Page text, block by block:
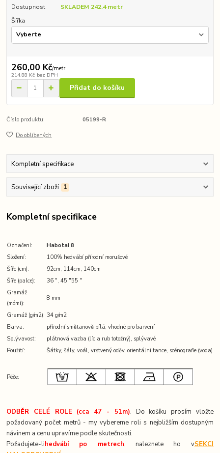
Dostupnost
SKLADEM 242.4 metr
Šířka
260,00 Kč/metr
214,88 Kč bez DPH
Přidat do košíku
Číslo produktu: 05199-R
Do oblíbených
Kompletní specifikace
Související zboží 1
Kompletní specifikace
Označení:
Habotai 8
Složení:
100% hedvábí přírodní morušové
Šíře (cm):
92cm, 114cm, 140cm
Šíře (palce):
36 ″, 45 ″55 ″
Gramáž
(mómí):
8 mm
Gramáž (g/m2): 34 g/m2
Barva:
přírodní smětanově bílá, vhodné pro barvení
Splývavost:
plátnová vazba (líc a rub totožný), splývavé
Použití:
Šátky, šály, voál, vrstvený oděv, orientální tance, scénografie (voda)
Péče:
ODBĚR CELÉ ROLE (cca 47 - 51m). Do košíku prosím vložte
požadovaný počet metrů - my vybereme roli s nejbližším dostupným
návinem a cenu upravíme podle skutečnosti.
Požadujete-lihedvábí po metrech, naleznete ho vSEKCI